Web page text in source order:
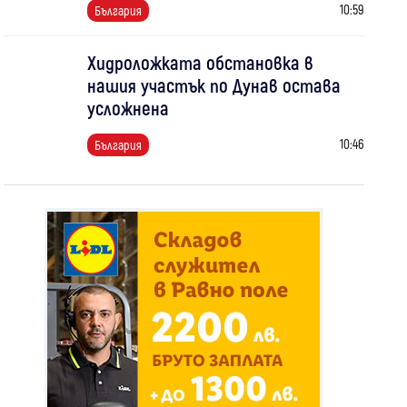
България 10:59
Хидроложката обстановка в
нашия участък по Дунав остава
усложнена
България 10:46